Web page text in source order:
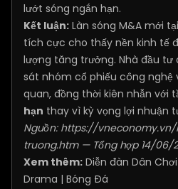
lướt sóng ngắn hạn.
Kết luận: Làn sóng M&A mới
tích cực cho thấy nền kinh tế
lượng tăng trưởng. Nhà đầu
sát nhóm cổ phiếu công nghệ
quan, đồng thời kiên nhẫn với
hạn thay vì kỳ vọng lợi nhuận
Nguồn: https://
truong.htm— Tổng hợp 14/06/
Xem thêm: Diễn đàn Dân Chơi
Drama | Bóng Đá